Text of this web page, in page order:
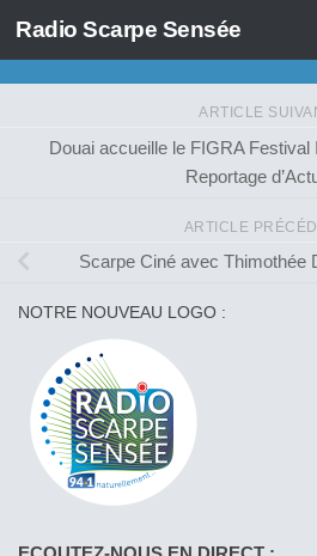
Skip to content
Radio Scarpe Sensée
ARTICLE
Douai accueille le FIGRA Festival
Reportage
ARTICLE
Scarpe Ciné avec Thimothée
NOTRE NOUVEAU LOGO :